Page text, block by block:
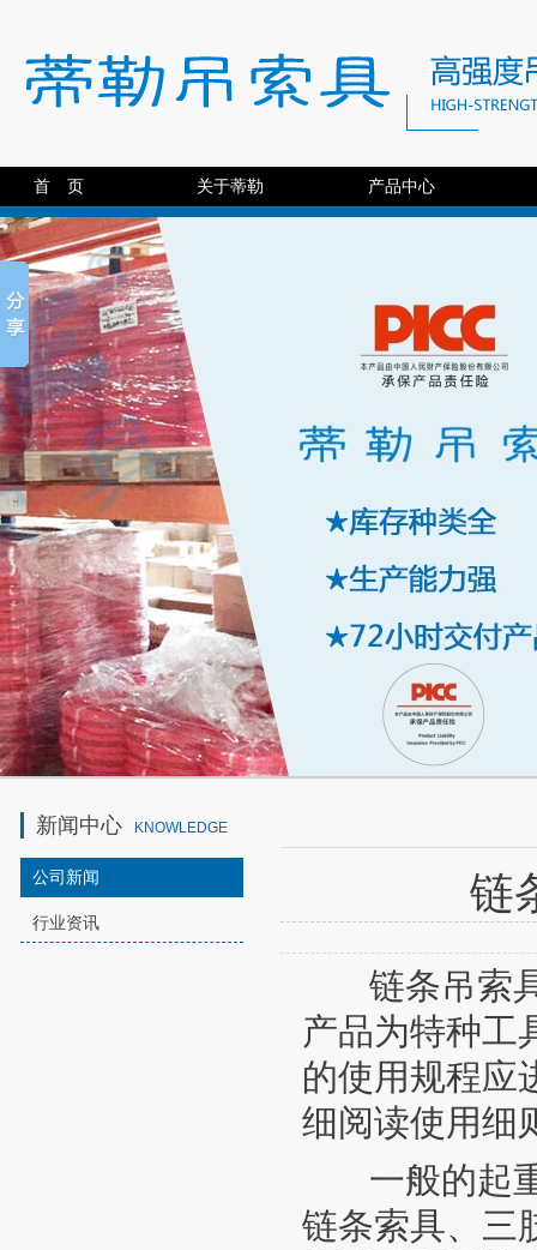
首 页 关于蒂勒 产品中心
新闻中心 KNOWLEDGE
公司新闻
行业资讯
链
链条吊索具
产品为特种工
的使用规程应
细阅读使用细
一般的起重
链条索具、三